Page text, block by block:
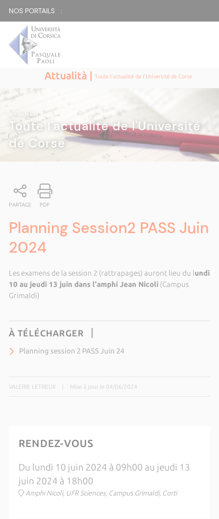
NOS PORTAILS :
Attualità |Toute l'actualité de l'Université de Corse
ATTUALITÀ|
Toute l'actualité de l'Université
de Corse
PARTAGE PDF
Planning Session2 PASS Juin
2024
Les examens de la session 2 (rattrapages) auront lieu du lundi
10 au jeudi 13 juin dans l'amphi Jean Nicoli(Campus
Grimaldi)
À TÉLÉCHARGER
Planning session 2 PASS Juin 24
VALERIE LETREUX Mise à jour le 04/06/2024
RENDEZ-VOUS
Du lundi 10 juin 2024 à 09h00 au jeudi 13
juin 2024 à 18h00
Amphi Nicoli, UFR Sciences, Campus Grimaldi, Corti